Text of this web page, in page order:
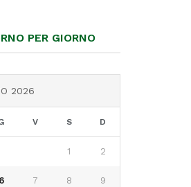
PER GIORNO
2026
V S D
1 2
6 7 8 9